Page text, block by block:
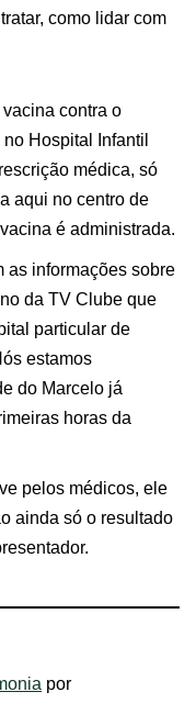
como lidar com
contra o
Hospital Infantil
médica, só
aqui no centro de
é administrada.
as informações sobre
da TV Clube que
particular de
estamos
do Marcelo já
horas da
pelos médicos, ele
ainda só o resultado
por